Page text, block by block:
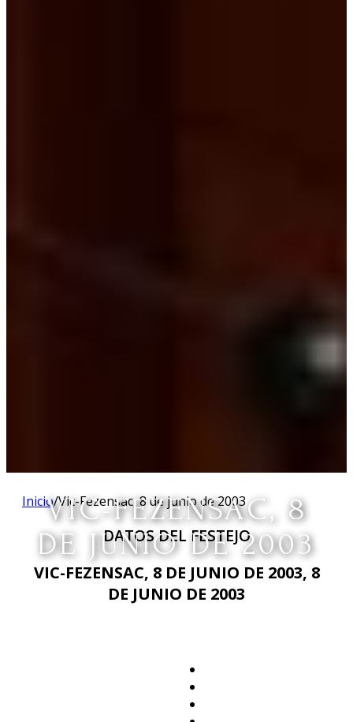
VIC-FEZENSAC, 8
DE JUNIO DE 2003
Inicio/Vic-Fezensac, 8 de junio de 2003
DATOS DEL FESTEJO
VIC-FEZENSAC, 8 DE JUNIO DE 2003, 8
DE JUNIO DE 2003